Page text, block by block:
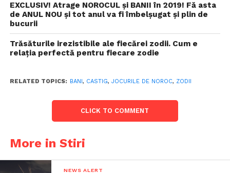
EXCLUSIV! Atrage NOROCUL și BANII în 2019! Fă asta
de ANUL NOU și tot anul va fi îmbelșugat și plin de
bucurii
Trăsăturile irezistibile ale fiecărei zodii. Cum e
relaţia perfectă pentru fiecare zodie
RELATED TOPICS: BANI, CASTIG, JOCURILE DE NOROC, ZODII
CLICK TO COMMENT
More in Stiri
NEWS ALERT